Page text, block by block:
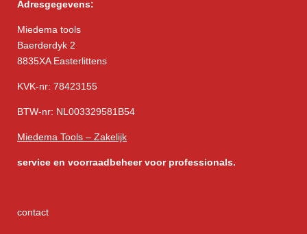
Adresgegevens:
Miedema tools
Baerderdyk 2
8835XA Easterlittens
KVK-nr: 78423155
BTW-nr: NL003329581B54
Miedema Tools – Zakelijk
service en voorraadbeheer voor professionals.
contact